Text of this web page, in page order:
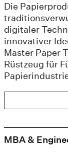
Die
digitaler
innovativer
Master Paper
Rüstzeug für
MBA &